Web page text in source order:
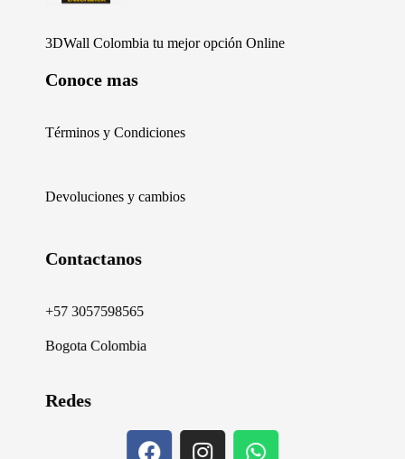
3DWall Colombia tu mejor opción Online
Conoce mas
Términos y Condiciones
Devoluciones y cambios
Contactanos
+57 3057598565
Bogota Colombia
Redes